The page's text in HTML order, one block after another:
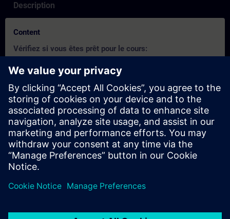
Description
Content
Vérifiez si vous êtes prêt pour le cours:
Ce test vous permet de savoir si vous avez les connaissances de
base requises.
Le test se compose de 20 questions.
Il n'y a pas de limite de temps.
Si vous répondezcorrectement à plus de 70%des
questions, vous êtes prêt pour le cours.
Si vous obtenezmoins de 70%, nous vous conseillns alor
de participer au coursSIMATIC S7 Programmation 2
d'approfondir vos connaissances de base.